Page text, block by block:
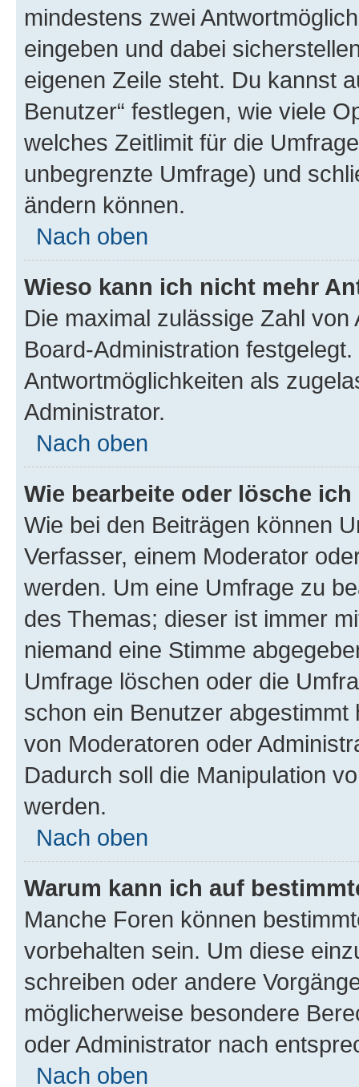
mindestens zwei
eingeben und dabei
eigenen Zeile steht. Du kannst
Benutzer“ festlegen, wie viele
welches Zeitlimit für die
unbegrenzte Umfrage) und
ändern können.
Nach oben
Wieso kann ich nicht mehr
Die maximal zulässige Zahl
Board-Administration
Antwortmöglichkeiten als
Administrator.
Nach oben
Wie bearbeite oder lösche
Wie bei den Beiträgen können
Verfasser, einem Moderator
werden. Um eine Umfrage zu
des Themas; dieser ist immer
niemand eine Stimme
Umfrage löschen oder die
schon ein Benutzer
von Moderatoren oder
Dadurch soll die Manipulation
werden.
Nach oben
Warum kann ich auf
Manche Foren können
vorbehalten sein. Um diese
schreiben oder andere
möglicherweise besondere
oder Administrator nach
Nach oben